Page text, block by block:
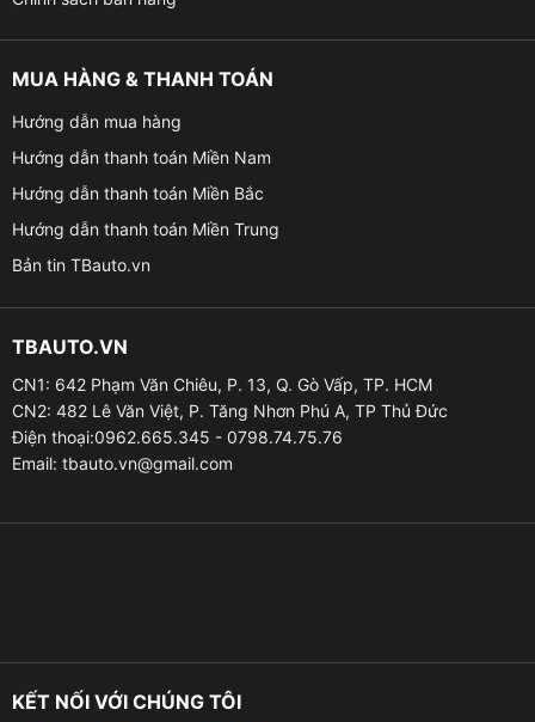
● Dẫn đường: Cài sẵn Vietmap, Google Maps, Navitel
● Điều khiển vô lăng: Hỗ trợ giữ nút zin theo xe
● Chia đôi màn hình: Có – hỗ trợ chạy đa nhiệm cùng
● Hỗ trợ: Camera lùi, camera 360, camera hành trình,
cảm biến áp suất lốp
● Kết nối sim 4G: Có khe cắm sim riêng – hỗ trợ lướt
web, xem YouTube không cần điện thoại
● Bảo hành: Chính hãng 18 tháng
MUA HÀNG & THANH TOÁN
Hướng dẫn mua hàng
Hướng dẫn thanh toán Miền Nam
Hướng dẫn thanh toán Miền Bắc
Hướng dẫn thanh toán Miền Trung
Bản tin TBauto.vn
TBAUTO.VN
CN1: 642 Phạm Văn Chiêu, P. 13, Q. Gò Vấp, TP. HCM
CN2: 482 Lê Văn Việt, P. Tăng Nhơn Phú A, TP Thủ Đức
Điện thoại:0962.665.345 - 0798.74.75.76
Email: tbauto.vn@gmail.com
KẾT NỐI VỚI CHÚNG TÔI